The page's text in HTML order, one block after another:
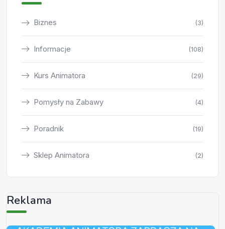
Biznes (3)
Informacje (108)
Kurs Animatora (29)
Pomysły na Zabawy (4)
Poradnik (19)
Sklep Animatora (2)
Reklama